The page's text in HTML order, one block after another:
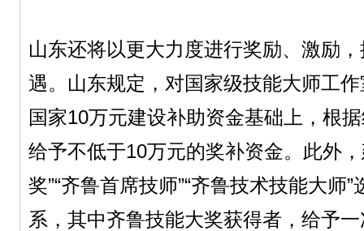
山东还将以更大力度进行奖励、激励
遇。山东规定，对国家级技能大师工
国家10万元建设补助资金基础上，根
给予不低于10万元的奖补资金。此外
奖”“齐鲁首席技师”“齐鲁技术技能大师
系，其中齐鲁技能大奖获得者，给予